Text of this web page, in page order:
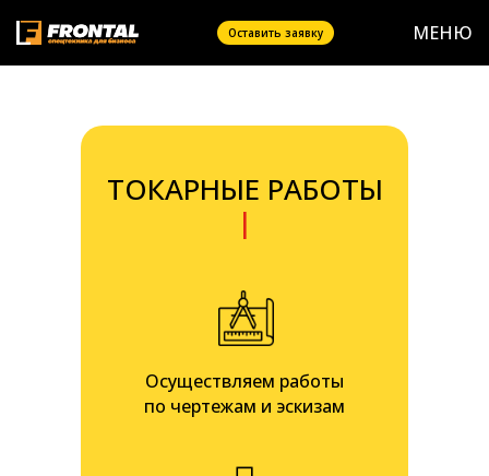
МЕНЮ
Оставить заявку
Осуществляем работы
по чертежам и эскизам
ТОКАРНЫЕ РАБОТЫ
|